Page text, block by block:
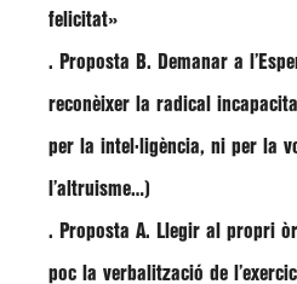
felicitat»
. Proposta B. Demanar a
reconèixer la radical
per la intel·ligència, ni per la
l’altruisme…)
. Proposta A. Llegir al propri
poc la verbalització de